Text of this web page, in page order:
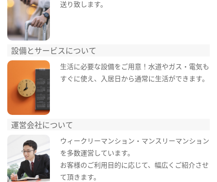
送り致します。
設備とサービスについて
生活に必要な設備をご用意！水道やガス・電気も
すぐに使え、入居日から通常に生活ができます。
運営会社について
ウィークリーマンション・マンスリーマンション
を多数運営しています。
お客様のご利用目的に応じて、幅広くご紹介させ
て頂きます。